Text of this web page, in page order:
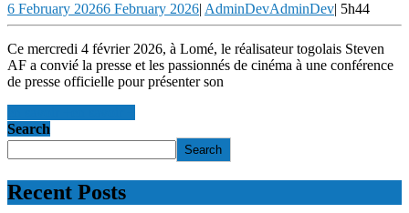
6 February 20266 February 2026| AdminDevAdminDev| 5h44
Ce mercredi 4 février 2026, à Lomé, le réalisateur togolais Steven
AF a convié la presse et les passionnés de cinéma à une conférence
de presse officielle pour présenter son
Search
Search
Recent Posts